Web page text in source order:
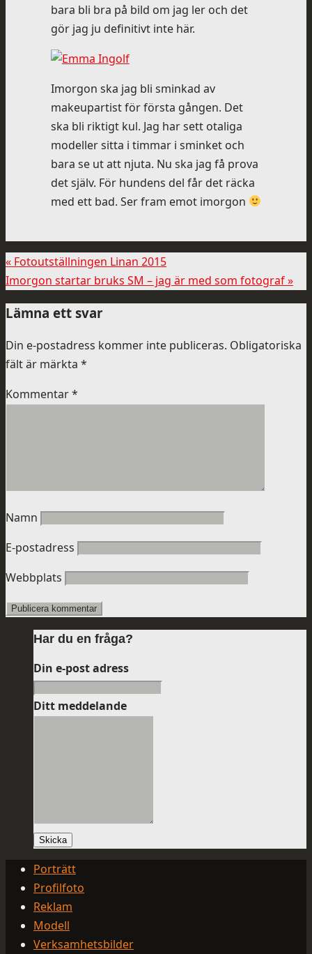
bara bli bra på bild om jag ler och det
gör jag ju definitivt inte här.
Imorgon ska jag bli sminkad av
makeupartist för första gången. Det
ska bli riktigt kul. Jag har sett otaliga
modeller sitta i timmar i sminket och
bara se ut att njuta. Nu ska jag få prova
det själv. För hundens del får det räcka
med ett bad. Ser fram emot imorgon
« Fotoutställningen Linan 2015
Imorgon startar bruks SM – jag är med som fotograf»
Lämna ett svar
Din e-postadress kommer inte publiceras. Obligatoriska
fält är märkta *
Kommentar*
Namn
E-postadress
Webbplats
Har du en fråga?
Din e-post adress
Ditt meddelande
Skicka
Porträtt
Profilfoto
Reklam
Modell
Verksamhetsbilder